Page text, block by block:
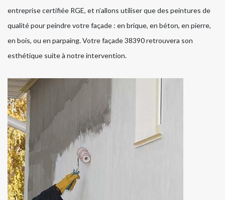
entreprise certifiée RGE, et n’allons utiliser que des peintures de
qualité pour peindre votre façade : en brique, en béton, en pierre,
en bois, ou en parpaing. Votre façade 38390 retrouvera son
esthétique suite à notre intervention.